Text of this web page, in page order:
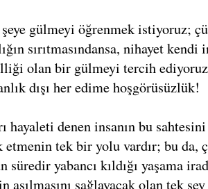
gülmeyi öğrenmek istiyoruz;
sırıtmasındansa, nihayet kendi
olan bir gülmeyi tercih
dışı her edime hoşgörüsüzlük!
hayaleti denen insanın bu
etmenin tek bir yolu vardır; bu da,
süredir yabancı kıldığı yaşama
aşılmasını sağlayacak olan tek